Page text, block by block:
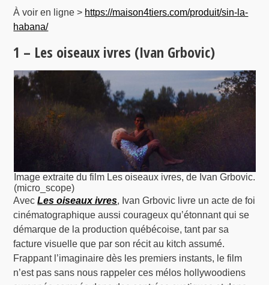
À voir en ligne > https://maison4tiers.com/produit/sin-la-
habana/
1 – Les oiseaux ivres (Ivan Grbovic)
Image extraite du film Les oiseaux ivres, de Ivan Grbovic.
(micro_scope)
AvecLes oiseaux ivres, Ivan Grbovic livre un acte de foi
cinématographique aussi courageux qu’étonnant qui se
démarque de la production québécoise, tant par sa
facture visuelle que par son récit au kitch assumé.
Frappant l’imaginaire dès les premiers instants, le film
n’est pas sans nous rappeler ces mélos hollywoodiens